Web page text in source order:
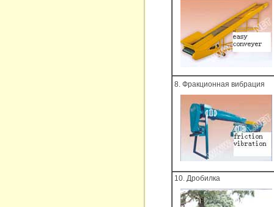
8. Фракционная вибрация
10. Дробилка